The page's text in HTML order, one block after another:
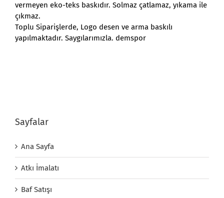
vermeyen eko-teks baskıdır. Solmaz çatlamaz, yıkama ile
çıkmaz.
Toplu Siparişlerde, Logo desen ve arma baskılı
yapılmaktadır. Saygılarımızla. demspor
Sayfalar
Ana Sayfa
Atkı İmalatı
Baf Satışı